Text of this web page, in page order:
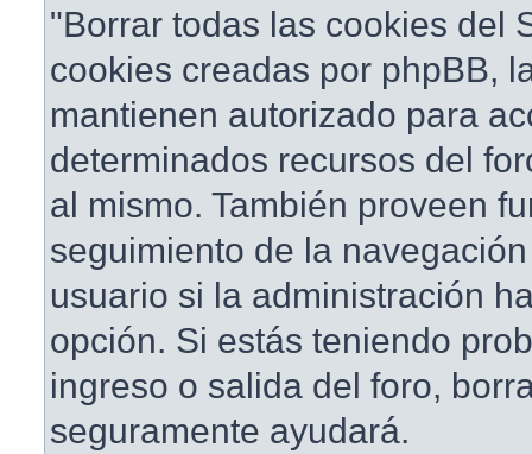
"Borrar todas las cookies del
cookies creadas por phpBB,
mantienen autorizado para
determinados recursos del
al mismo. También proveen
seguimiento de la
usuario si la administración
opción. Si estás teniendo
ingreso o salida del foro,
seguramente ayudará.